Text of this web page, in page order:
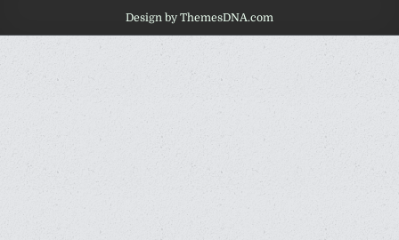
Design by ThemesDNA.com